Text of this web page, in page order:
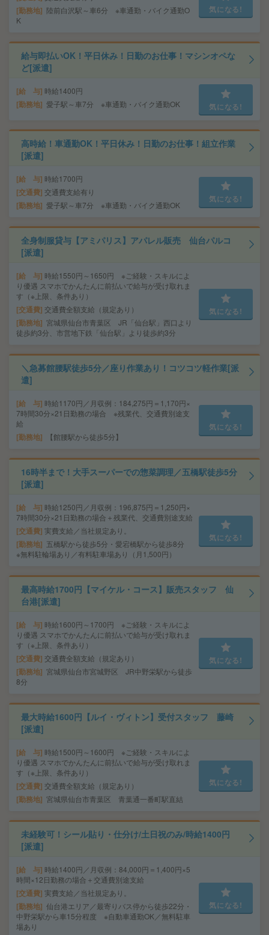
勤務地
陸前白沢駅～車6分 ※車通勤・バイク通勤O
K
気になる!
給与即払いOK！平日休み！日勤のお仕事！マシンオペな
ど[派遣]
給 与 時給1400円
勤務地 愛子駅～車7分 ※車通勤・バイク通勤OK 気になる!
高時給！車通勤OK！平日休み！日勤のお仕事！組立作業
[派遣]
給 与 時給1700円
交通費 交通費支給有り
勤務地 愛子駅～車7分 ※車通勤・バイク通勤OK
気になる!
全身制服貸与【アミパリス】アパレル販売 仙台パルコ
[派遣]
給 与 時給1550円～1650円 ※ご経験・スキルによ
り優遇 スマホでかんたんに前払いで給与が受け取れま
す（※上限、条件あり）
交通費 交通費全額支給（規定あり）
勤務地 宮城県仙台市青葉区 JR「仙台駅」西口より
徒歩約3分、市営地下鉄「仙台駅」より徒歩約3分
気になる!
＼急募館腰駅徒歩5分／座り作業あり！コツコツ軽作業[派
遣]
給 与 時給1170円／月収例：184,275円＝1,170円×
7時間30分×21日勤務の場合 ※残業代、交通費別途支
給
勤務地 【館腰駅から徒歩5分】
気になる!
16時半まで！大手スーパーでの惣菜調理／五橋駅徒歩5分
[派遣]
給 与 時給1250円／月収例：196,875円＝1,250円×
7時間30分×21日勤務の場合＋残業代、交通費別途支給
交通費 実費支給／当社規定あり。
勤務地
五橋駅から徒歩5分・愛宕橋駅から徒歩8分
※無料駐輪場あり／有料駐車場あり（月1,500円）
気になる!
最高時給1700円【マイケル・コース】販売スタッフ 仙
台港[派遣]
給 与 時給1600円～1700円 ※ご経験・スキルによ
り優遇 スマホでかんたんに前払いで給与が受け取れま
す（※上限、条件あり）
交通費 交通費全額支給（規定あり）
勤務地 宮城県仙台市宮城野区 JR中野栄駅から徒歩
8分
気になる!
最大時給1600円【ルイ・ヴィトン】受付スタッフ 藤崎
[派遣]
給 与 時給1500円～1600円 ※ご経験・スキルによ
り優遇 スマホでかんたんに前払いで給与が受け取れま
す（※上限、条件あり）
交通費 交通費全額支給（規定あり）
勤務地 宮城県仙台市青葉区 青葉通一番町駅直結
気になる!
未経験可！シール貼り・仕分け/土日祝のみ/時給1400円
[派遣]
給 与 時給1400円／月収例：84,000円＝1,400円×5
時間×12日勤務の場合＋交通費別途支給
交通費 実費支給／当社規定あり。
勤務地 仙台港エリア／最寄りバス停から徒歩22分・
中野栄駅から車15分程度 ※自動車通勤OK／無料駐車
場あり
気になる!